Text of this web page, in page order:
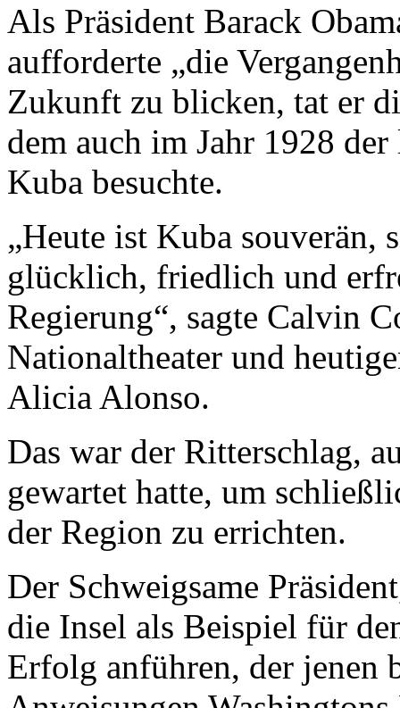
Als Präsident Barack
aufforderte „die
Zukunft zu blicken, tat er
dem auch im Jahr 1928
Kuba besuchte.
„Heute ist Kuba souverän,
glücklich, friedlich und
Regierung“, sagte Calvin
Nationaltheater und
Alicia Alonso.
Das war der Ritterschlag,
gewartet hatte, um
der Region zu errichten.
Der Schweigsame
die Insel als Beispiel für
Erfolg anführen, der jenen